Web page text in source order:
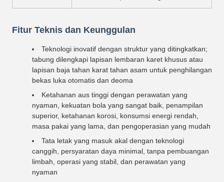
Fitur Teknis dan Keunggulan
Teknologi inovatif dengan struktur yang ditingkatkan;
tabung dilengkapi lapisan lembaran karet khusus atau
lapisan baja tahan karat tahan asam untuk penghilangan
bekas luka otomatis dan deoma
Ketahanan aus tinggi dengan perawatan yang
nyaman, kekuatan bola yang sangat baik, penampilan
superior, ketahanan korosi, konsumsi energi rendah,
masa pakai yang lama, dan pengoperasian yang mudah
Tata letak yang masuk akal dengan teknologi
canggih, persyaratan daya minimal, tanpa pembuangan
limbah, operasi yang stabil, dan perawatan yang
nyaman